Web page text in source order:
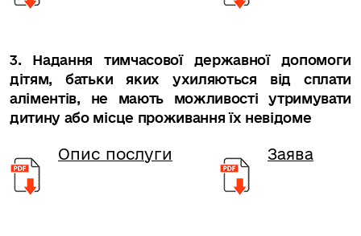
3. Надання тимчасової державної допомоги
дітям, батьки яких ухиляються від сплати
аліментів, не мають можливості утримувати
дитину або місце проживання їх невідоме
Опис послуги Заява